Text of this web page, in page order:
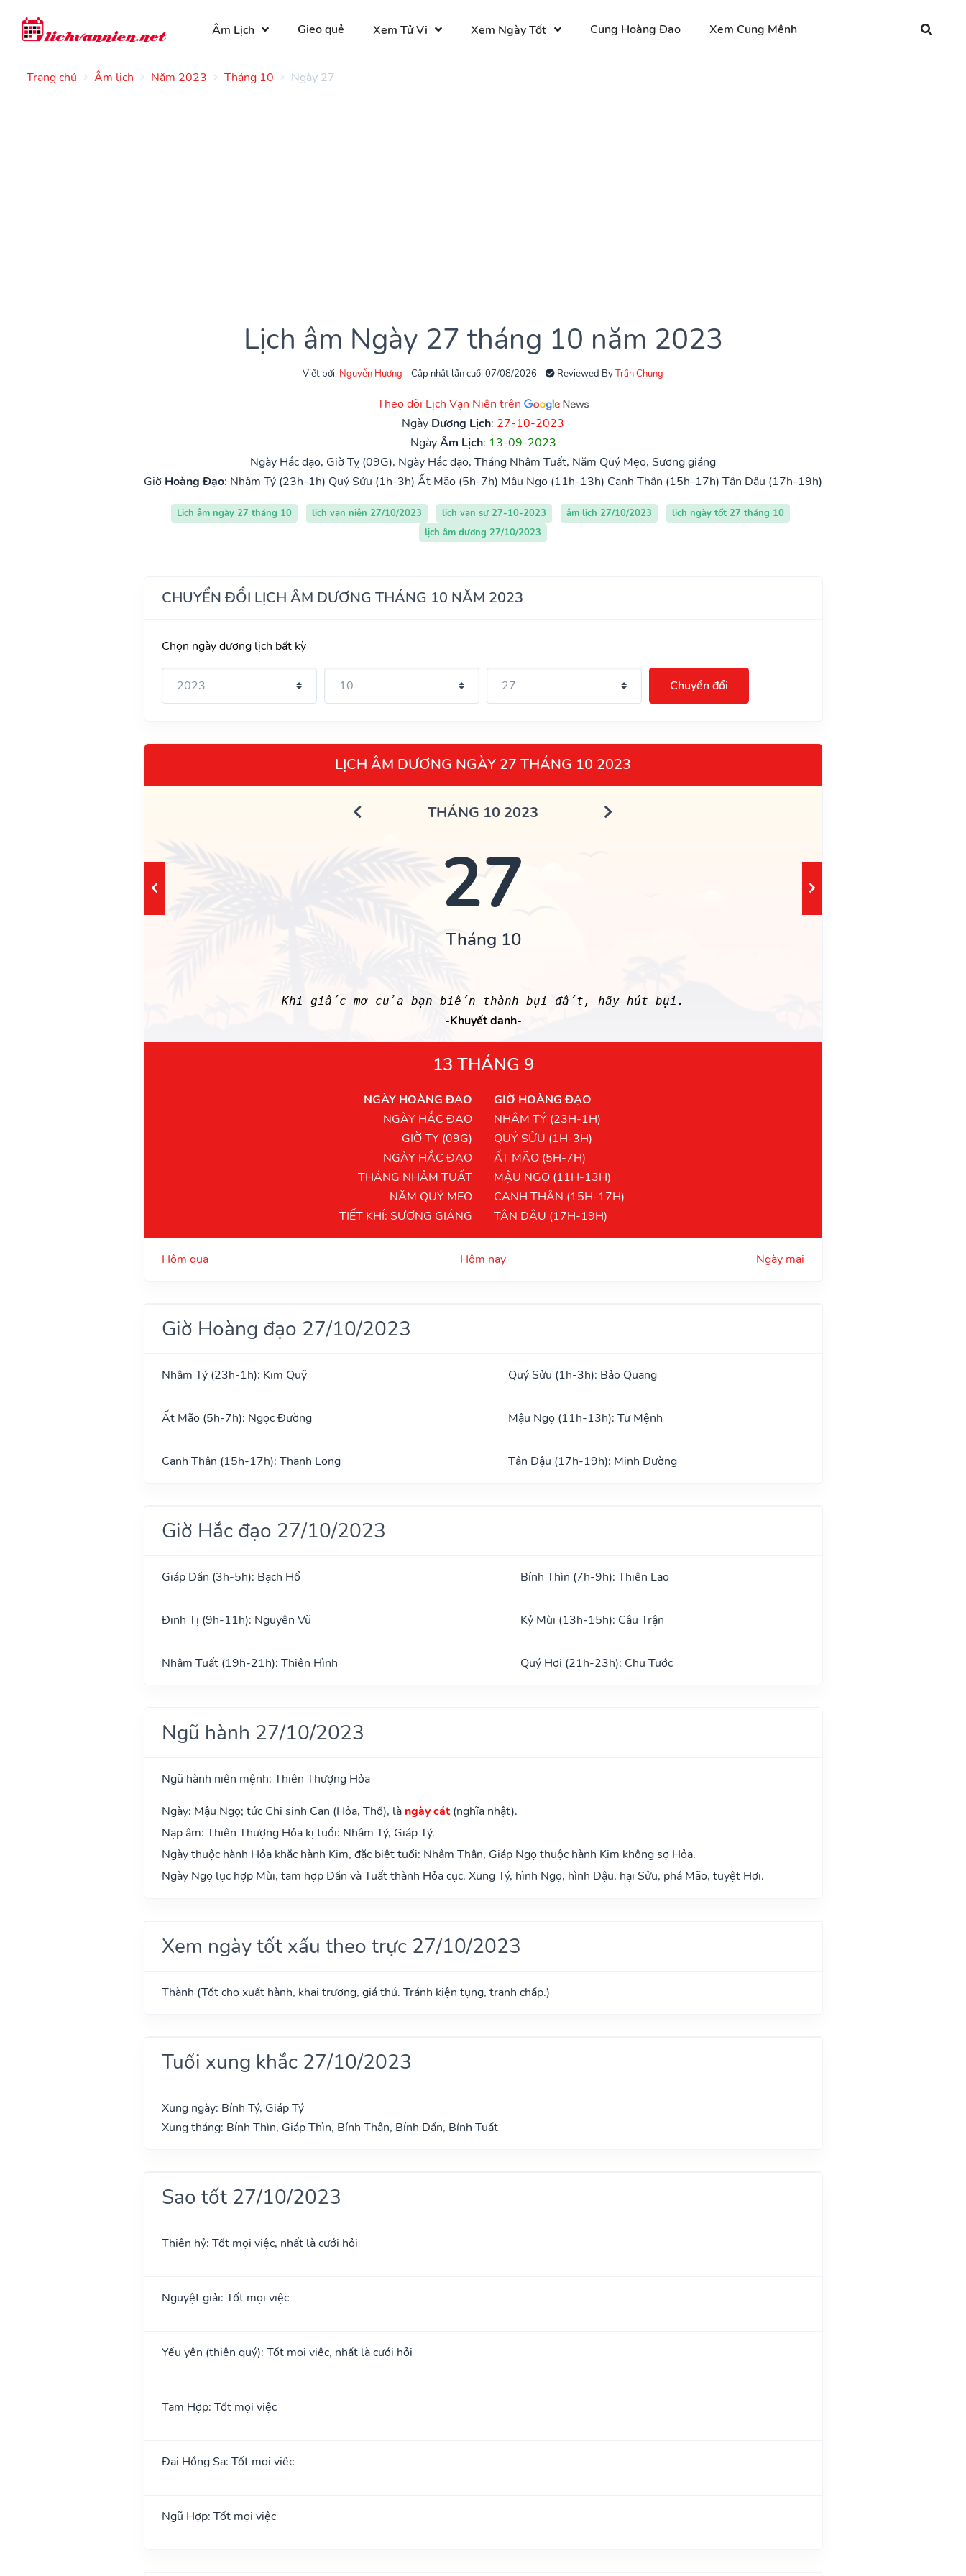
Âm Lịch Gieo quẻ Xem Tử Vi Xem Ngày Tốt Cung Hoàng Đạo Xem Cung Mệnh
Trang chủ Âm lịch Năm 2023 Tháng 10 Ngày 27
Lịch âm Ngày 27 tháng 10 năm 2023
Viết bởi: Nguyễn Hương Cập nhật lần cuối 07/08/2026 Reviewed ByTrần Chung
Theo dõi Lịch Vạn Niên trên
Ngày Dương Lịch: 27-10-2023
NgàyÂm Lịch: 13-09-2023
Ngày Hắc đạo, Giờ Tỵ (09G), Ngày Hắc đạo, Tháng Nhâm Tuất, Năm Quý Mẹo, Sương giáng
Giờ Hoàng Đạo: Nhâm Tý (23h-1h) Quý Sửu (1h-3h) Ất Mão (5h-7h) Mậu Ngọ (11h-13h) Canh Thân (15h-17h) Tân Dậu (17h-19h)
Lịch âm ngày 27 tháng 10 lịch vạn niên 27/10/2023 lịch vạn sự 27-10-2023 âm lịch 27/10/2023
lịch ngày tốt 27 tháng 10
lịch âm dương 27/10/2023
CHUYỂN ĐỔI LỊCH ÂM DƯƠNG THÁNG 10 NĂM 2023
Chọn ngày dương lịch bất kỳ
Chuyển đổi
LỊCH ÂM DƯƠNG NGÀY 27 THÁNG 10 2023
THÁNG 10 2023
27
Tháng 10
Khi giấc mơ của bạn biến thành bụi đất, hãy hút bụi.
-Khuyết danh-
13 THÁNG 9
NGÀY HOÀNG ĐẠO
NGÀY HẮC ĐẠO
GIỜ TỴ (09G)
NGÀY HẮC ĐẠO
THÁNG NHÂM TUẤT
NĂM QUÝ MẸO
TIẾT KHÍ: SƯƠNG GIÁNG
GIỜ HOÀNG ĐẠO
NHÂM TÝ (23H-1H)
QUÝ SỬU (1H-3H)
ẤT MÃO (5H-7H)
MẬU NGỌ (11H-13H)
CANH THÂN (15H-17H)
TÂN DẬU (17H-19H)
Hôm qua Hôm nay Ngày mai
Giờ Hoàng đạo 27/10/2023
Nhâm Tý (23h-1h): Kim Quỹ Quý Sửu (1h-3h): Bảo Quang
Ất Mão (5h-7h): Ngọc Đường Mậu Ngọ (11h-13h): Tư Mệnh
Canh Thân (15h-17h): Thanh Long Tân Dậu (17h-19h): Minh Đường
Giờ Hắc đạo 27/10/2023
Giáp Dần (3h-5h): Bạch Hổ Bính Thìn (7h-9h): Thiên Lao
Đinh Tị (9h-11h): Nguyên Vũ Kỷ Mùi (13h-15h): Câu Trận
Nhâm Tuất (19h-21h): Thiên Hình Quý Hợi (21h-23h): Chu Tước
Ngũ hành 27/10/2023
Ngũ hành niên mệnh: Thiên Thượng Hỏa
Ngày: Mậu Ngọ; tức Chi sinh Can (Hỏa, Thổ), là ngày cát(nghĩa nhật).
Nạp âm: Thiên Thượng Hỏa kị tuổi: Nhâm Tý, Giáp Tý.
Ngày thuộc hành Hỏa khắc hành Kim, đặc biệt tuổi: Nhâm Thân, Giáp Ngọ thuộc hành Kim không sợ Hỏa.
Ngày Ngọ lục hợp Mùi, tam hợp Dần và Tuất thành Hỏa cục. Xung Tý, hình Ngọ, hình Dậu, hại Sửu, phá Mão, tuyệt Hợi.
Xem ngày tốt xấu theo trực 27/10/2023
Thành (Tốt cho xuất hành, khai trương, giá thú. Tránh kiện tụng, tranh chấp.)
Tuổi xung khắc 27/10/2023
Xung ngày: Bính Tý, Giáp Tý
Xung tháng: Bính Thìn, Giáp Thìn, Bính Thân, Bính Dần, Bính Tuất
Sao tốt 27/10/2023
Thiên hỷ: Tốt mọi việc, nhất là cưới hỏi
Nguyệt giải: Tốt mọi việc
Yếu yên (thiên quý): Tốt mọi việc, nhất là cưới hỏi
Tam Hợp: Tốt mọi việc
Đại Hồng Sa: Tốt mọi việc
Ngũ Hợp: Tốt mọi việc